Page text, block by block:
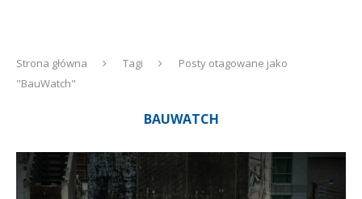
Strona główna Tagi
Posty otagowane jako
"BauWatch"
BAUWATCH